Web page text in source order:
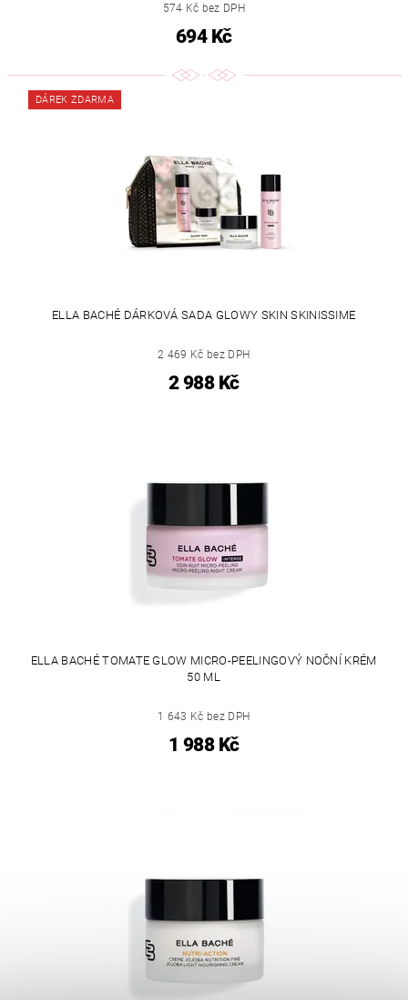
574 Kč bez DPH
694 Kč
DÁREK ZDARMA
ELLA BACHÉ DÁRKOVÁ SADA GLOWY SKIN SKINISSIME
2 469 Kč bez DPH
2 988 Kč
ELLA BACHÉ TOMATE GLOW MICRO-PEELINGOVÝ NOČNÍ KRÉM
50 ML
1 643 Kč bez DPH
1 988 Kč